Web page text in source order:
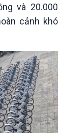
quốc tế
Nam
Một dải vững
và 20.000
cảnh khó